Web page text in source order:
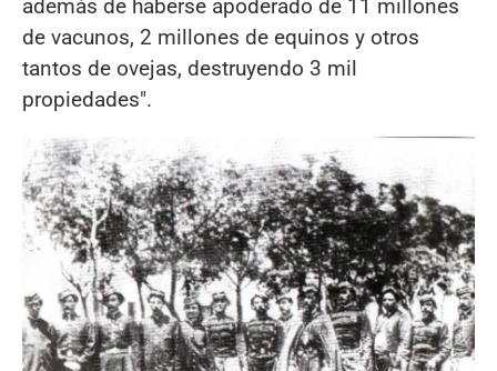
además de haberse apoderado de 11 millones
de vacunos, 2 millones de equinos y otros
tantos de ovejas, destruyendo 3 mil
propiedades".